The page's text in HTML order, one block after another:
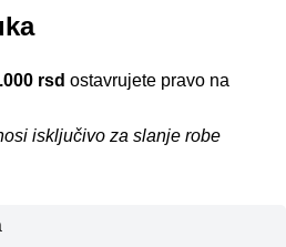
rsd ostavrujete pravo na
isključivo za slanje robe